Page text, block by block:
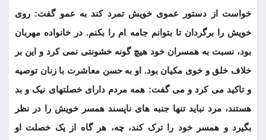
خواست از دستور عموی خویش تمرد کند به عمو گفت: روی
خویش را برگردان تا بتوانم جامه ام را بکنم. در خانواده مهربان
بود، نسبت به همسران خود هیچ گونه خشونتی نمی کرد و این بر
خلاف خلق و خوی مکیان بود. او به حسن معاشرت با زنان توصیه
و تاکید می کرد و می گفت: همه مردم دارای خصلتهای نیک و بد
هستند، مرد نباید تنها جنبه های ناپسند همسر خویش را در نظر
بگیرد و همسر خود را ترک کند، چه، هر گاه از یک خصلت او